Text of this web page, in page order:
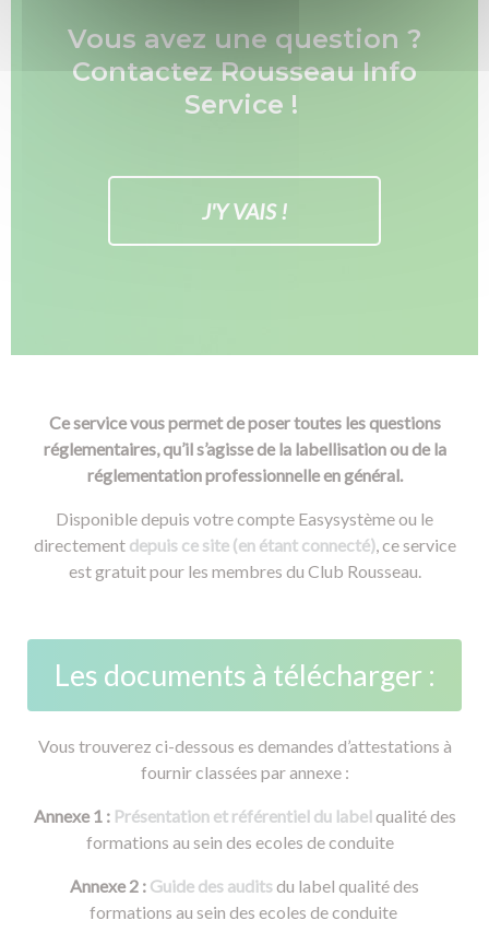
Textile et bagagerie Club Rousseau
Vous avez une question ?
Contactez Rousseau Info
Service !
J'Y VAIS !
Ce service vous permet de poser toutes les questions
réglementaires, qu’il s’agis​se de la labellisation ou de la
réglementation professionnelle en général.
Disponible depuis votre compte Easysystème ou le
directement depuis ce site (en étant connecté), ce service
est gratuit pour les membres du Club Rousseau.
Les documents à télécharger :
Vous trouverez ci-dessous es demandes d’attestations à
fournir classées par annexe :
Annexe 1 : Présentation et référentiel du labelqualité des
formations au sein des ecoles de conduite
Annexe 2 : Guide des auditsdu label qualité des
formations au sein des ecoles de conduite